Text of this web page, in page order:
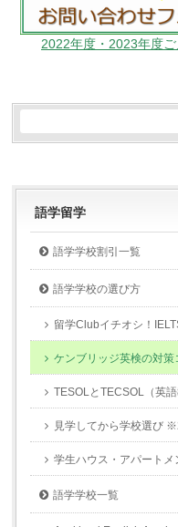
2022年度・2023年度
語学留学
語学学校割引一覧
語学学校の選び方
留学Clubイチオシ！
ケンブリッジ英検の対策
TESOLとTECSOL（英
見学してから学校選び
学生ハウス・アパートメ
語学学校一覧